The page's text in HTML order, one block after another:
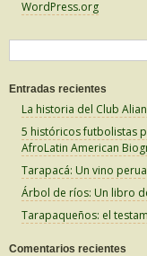
WordPress.org
s
Entradas recientes
La historia del Club
5 históricos futbolistas
AfroLatin American
Tarapacá: Un vino
Árbol de ríos: Un libro
Tarapaqueños: el
Comentarios recientes